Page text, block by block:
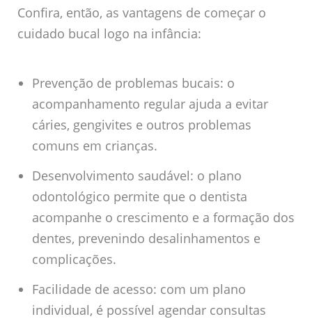
Confira, então, as vantagens de começar o
cuidado bucal logo na infância:
Prevenção de problemas bucais: o
acompanhamento regular ajuda a evitar
cáries, gengivites e outros problemas
comuns em crianças.
Desenvolvimento saudável: o plano
odontológico permite que o dentista
acompanhe o crescimento e a formação dos
dentes, prevenindo desalinhamentos e
complicações.
Facilidade de acesso: com um plano
individual, é possível agendar consultas